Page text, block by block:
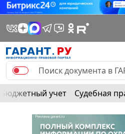
Бюджетный учет Судебная